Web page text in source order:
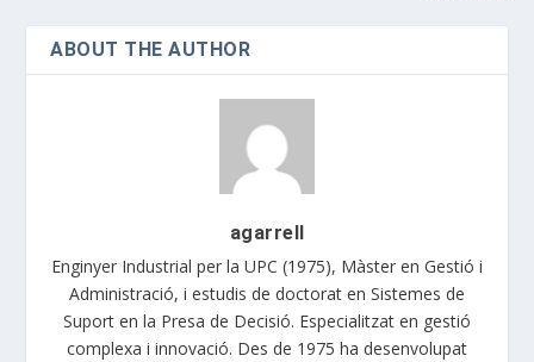
ABOUT THE AUTHOR
agarrell
Enginyer Industrial per la UPC (1975), Màster en Gestió i
Administració, i estudis de doctorat en Sistemes de
Suport en la Presa de Decisió. Especialitzat en gestió
complexa i innovació. Des de 1975 ha desenvolupat